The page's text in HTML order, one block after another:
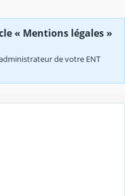
« Mentions légales »
de votre ENT